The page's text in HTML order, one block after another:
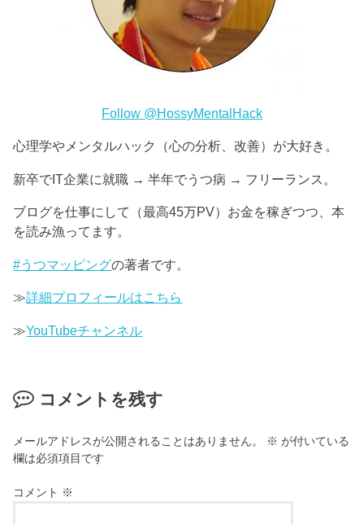
Follow @HossyMentalHack
心理学やメンタルハック（心の分析、改善）が大好き。
新卒でIT企業に就職 → 半年でうつ病 → フリーランス。
ブログを仕事にして（最高45万PV）お金を稼ぎつつ、本
を読み漁ってます。
#うつマッピングの著者です。
≫詳細プロフィールはこちら
≫YouTubeチャンネル
コメントを残す
メールアドレスが公開されることはありません。 ※ が付いている
欄は必須項目です
コメント ※